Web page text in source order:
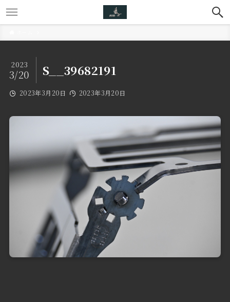
S__39682191
2023
3/20
2023年3月20日 2023年3月20日